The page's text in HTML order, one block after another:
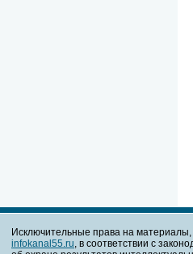
Исключительные права на
infokanal55.ru, в соответствии с